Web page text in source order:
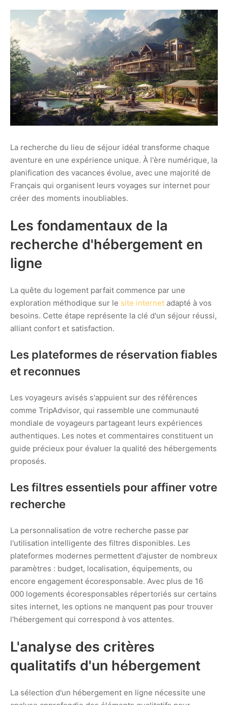
La recherche du lieu de séjour idéal transforme chaque
aventure en une expérience unique. À l'ère numérique, la
planification des vacances évolue, avec une majorité de
Français qui organisent leurs voyages sur internet pour
créer des moments inoubliables.
Les fondamentaux de la
recherche d'hébergement en
ligne
La quête du logement parfait commence par une
exploration méthodique sur le site internet adapté à vos
besoins. Cette étape représente la clé d'un séjour réussi,
alliant confort et satisfaction.
Les plateformes de réservation fiables
et reconnues
Les voyageurs avisés s'appuient sur des références
comme TripAdvisor, qui rassemble une communauté
mondiale de voyageurs partageant leurs expériences
authentiques. Les notes et commentaires constituent un
guide précieux pour évaluer la qualité des hébergements
proposés.
Les filtres essentiels pour affiner votre
recherche
La personnalisation de votre recherche passe par
l'utilisation intelligente des filtres disponibles. Les
plateformes modernes permettent d'ajuster de nombreux
paramètres : budget, localisation, équipements, ou
encore engagement écoresponsable. Avec plus de 16
000 logements écoresponsables répertoriés sur certains
sites internet, les options ne manquent pas pour trouver
l'hébergement qui correspond à vos attentes.
L'analyse des critères
qualitatifs d'un hébergement
La sélection d'un hébergement en ligne nécessite une